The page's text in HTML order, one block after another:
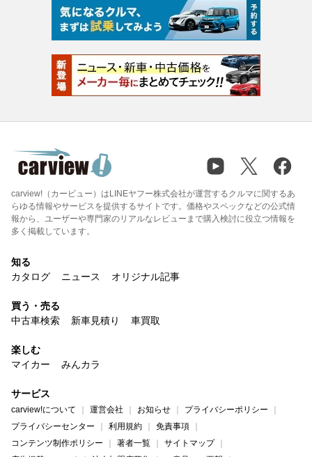
carview!（カービュー）はLINEヤフー株式会社が運営するクルマに関するあ
らゆる情報やサービスを提供するサイトです。価格やスペックなどの公式情
報から、ユーザーや専門家のリアルなレビューまで購入検討に役立つ情報を
多く掲載しています。
知る
カタログ
ニュース オリジナル記事
買う・売る
中古車検索
新車見積り 車買取
楽しむ
マイカー
みんカラ
サービス
carview!について 運営会社 お知らせ
プライバシーポリシー
プライバシーセンター
利用規約
免責事項
コンテンツ制作ポリシー
著者一覧
サイトマップ